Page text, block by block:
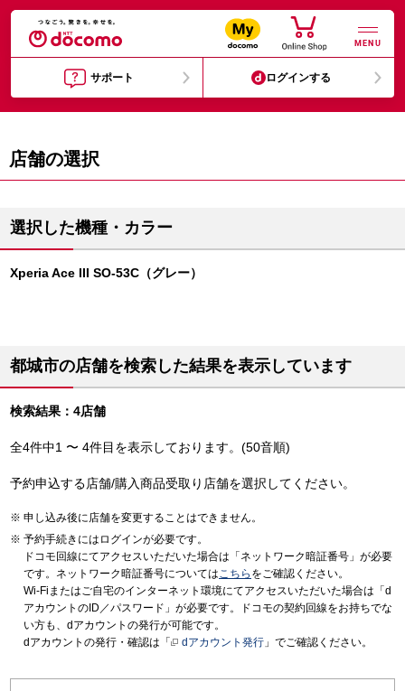
MENU
サポート ログインする
店舗の選択
選択した機種・カラー
Xperia Ace III SO-53C（グレー）
都城市の店舗を検索した結果を表示しています
検索結果：4店舗
全4件中1 〜 4件目を表示しております。(50音順)
予約申込する店舗/購入商品受取り店舗を選択してください。
申し込み後に店舗を変更することはできません。
予約手続きにはログインが必要です。
ドコモ回線にてアクセスいただいた場合は「ネットワーク暗証番号」が必要
です。ネットワーク暗証番号についてはこちら をご確認ください。
Wi-Fiまたはご自宅のインターネット環境にてアクセスいただいた場合は「d
アカウントのID／パスワード」が必要です。ドコモの契約回線をお持ちでな
い方も、dアカウントの発行が可能です。
dアカウントの発行・確認は「
dアカウント発行 」でご確認ください。